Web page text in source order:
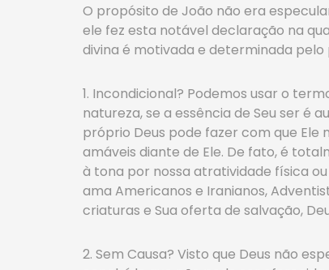
O propósito de João não era
ele fez esta notável declaração na
divina é motivada e determinada pelo
1. Incondicional? Podemos usar o
natureza, se a essência de Seu ser
próprio Deus pode fazer com que
amáveis diante de Ele. De fato, é
à tona por nossa atratividade física
ama Americanos e Iranianos,
criaturas e Sua oferta de salvação,
2. Sem Causa? Visto que Deus não